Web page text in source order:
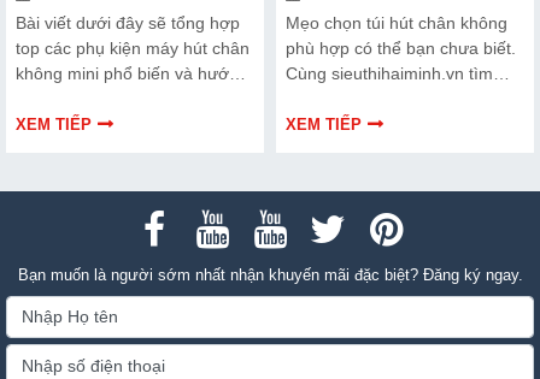
Bài viết dưới đây sẽ tổng hợp
top các phụ kiện máy hút chân
không mini phổ biến và hướng
chuẩn kỹ thuật ngay tại nhà.
XEM TIẾP
Mẹo chọn túi hút chân không
phù hợp có thể bạn chưa biết.
Cùng sieuthihaiminh.vn tìm
thông tin bài viết dưới đây nhé!
XEM TIẾP
Bạn muốn là người sớm nhất nhận khuyến mãi đặc biệt? Đăng ký ngay.